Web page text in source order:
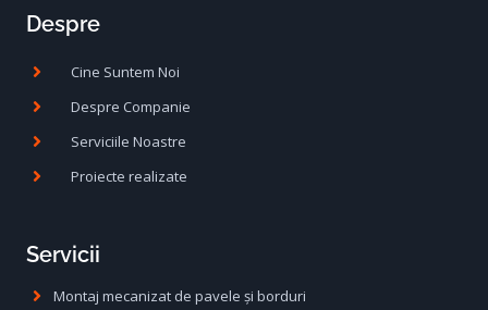
Despre
Cine Suntem Noi
Despre Companie
Serviciile Noastre
Proiecte realizate
Servicii
Montaj mecanizat de pavele și borduri